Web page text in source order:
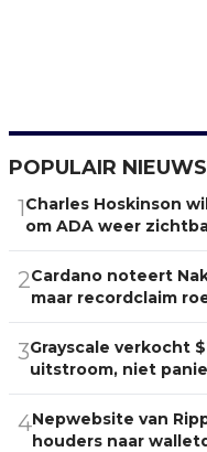
POPULAIR NIEUWS
1Charles Hoskinson
om ADA weer
2Cardano noteert
maar recordclaim
3Grayscale verkocht
uitstroom, niet
4Nepwebsite van
houders naar